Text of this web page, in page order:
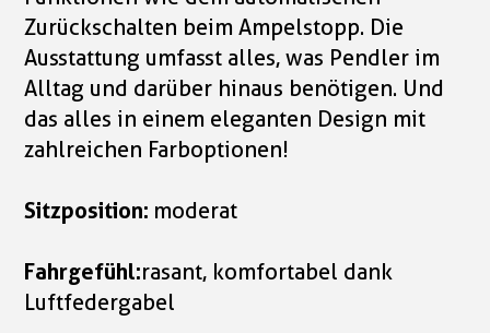
Zurückschalten beim Ampelstopp. Die
Ausstattung umfasst alles, was Pendler im
Alltag und darüber hinaus benötigen. Und
das alles in einem eleganten Design mit
zahlreichen Farboptionen!
Sitzposition: moderat
Fahrgefühl:rasant, komfortabel dank
Luftfedergabel